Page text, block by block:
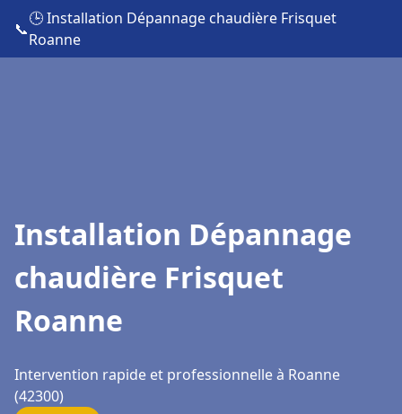
📞
🕒 Installation Dépannage chaudière Frisquet
Roanne
Installation Dépannage
chaudière Frisquet
Roanne
Intervention rapide et professionnelle à Roanne
(42300)